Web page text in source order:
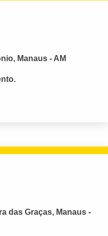
Manaus - AM
das Graças, Manaus -